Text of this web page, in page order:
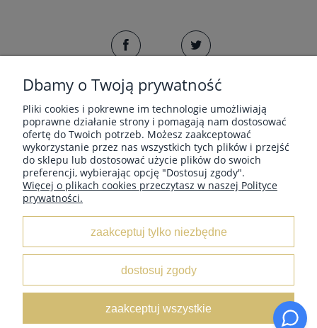
POMOC
PŁATNOŚCI I DOSTAWA
INFORMACJE
Dbamy o Twoją prywatność
Pliki cookies i pokrewne im technologie umożliwiają
poprawne działanie strony i pomagają nam dostosować
ofertę do Twoich potrzeb. Możesz zaakceptować
wykorzystanie przez nas wszystkich tych plików i przejść
do sklepu lub dostosować użycie plików do swoich
preferencji, wybierając opcję "Dostosuj zgody".
Więcej o plikach cookies przeczytasz w naszej Polityce
prywatności.
zaakceptuj tylko niezbędne
dostosuj zgody
zaakceptuj wszystkie